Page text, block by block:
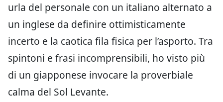
urla del personale con un italiano alternato a
un inglese da definire ottimisticamente
incerto e la caotica fila fisica per l’asporto. Tra
spintoni e frasi incomprensibili, ho visto più
di un giapponese invocare la proverbiale
calma del Sol Levante.